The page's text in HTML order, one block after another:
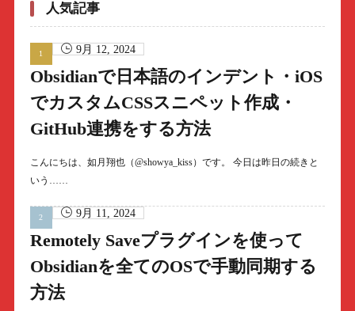
人気記事
9月 12, 2024
Obsidianで日本語のインデント・iOS
でカスタムCSSスニペット作成・
GitHub連携をする方法
こんにちは、如月翔也（@showya_kiss）です。 今日は昨日の続きと
いう……
9月 11, 2024
Remotely Saveプラグインを使って
Obsidianを全てのOSで手動同期する
方法